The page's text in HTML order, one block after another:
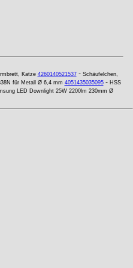
Katze 4260140521537- Schäufelchen,
für Metall Ø 6,4 mm 4051435035095- HSS
LED Downlight 25W 2200lm 230mm Ø